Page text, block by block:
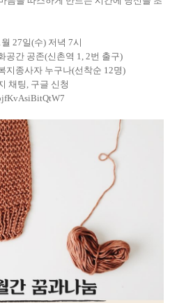
27일(수) 저녁 7시
공간 공존(신촌역 1, 2번 출구)
지종사자 누구나(선착순 12명)
채팅, 구글 신청